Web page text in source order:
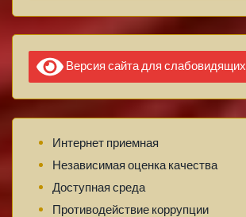
Версия сайта для слабовидящих
Интернет приемная
Независимая оценка качества
Доступная среда
Противодействие коррупции